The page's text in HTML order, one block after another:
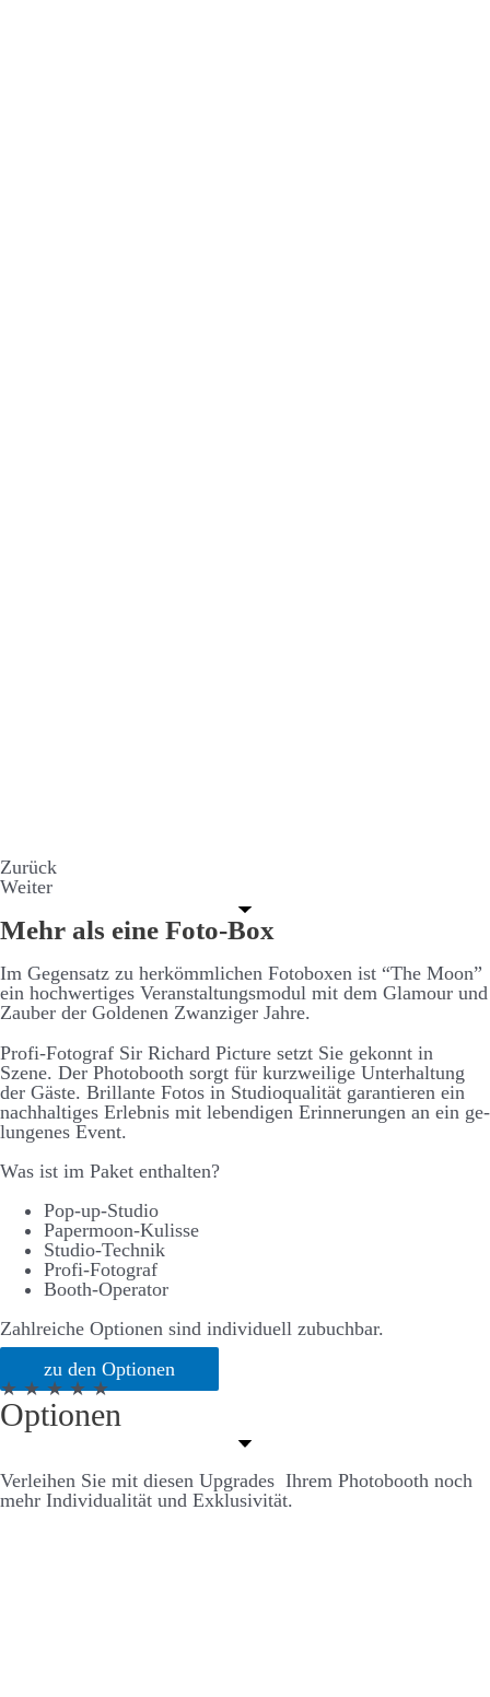
Zurück
Weiter
Mehr als eine Foto-Box
Im Gegen­­satz zu her­­kömm­­lichen Foto­­boxen ist “The Moon”
ein hoch­­wertiges Ver­­an­stalt­ungs­­modul mit dem Glamour und
Zauber der Goldenen Zwanziger Jahre.
Profi-Fotograf Sir Richard Picture setzt Sie ge­konnt in
Szene. Der Photo­­booth sorgt für kurz­­weilige Unter­halt­ung
der Gäste. Brillante Fotos in Studio­­qualität garantieren ein
nach­­halt­iges Erlebnis mit lebend­igen Er­­inner­ungen an ein ge­­
lungenes Event.
Was ist im Paket enthalten?
Pop-up-Studio
Papermoon-Kulisse
Studio-Technik
Profi-Fotograf
Booth-Operator
Zahlreiche Optionen sind individuell zubuchbar.
zu den Optionen
★ ★ ★ ★ ★
Optionen
Ver­leihen Sie mit diesen Up­grades Ihrem Photo­­booth noch
mehr Individualität und Ex­klusivität.